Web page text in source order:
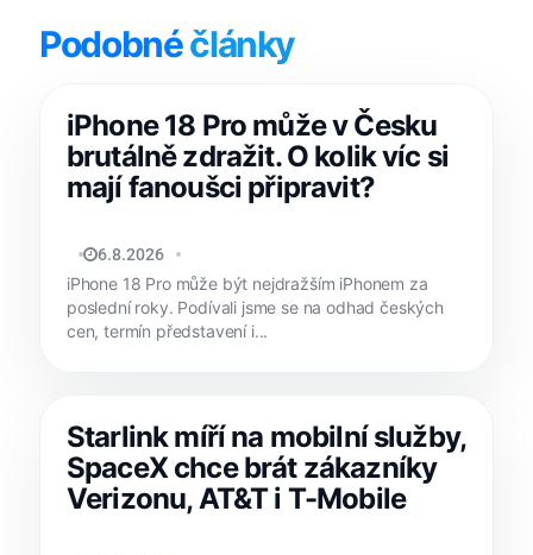
Podobnéčlánky
iPhone 18 Pro může v Česku
brutálně zdražit. O kolik víc si
mají fanoušci připravit?
MATYÁŠ KOZÁK
6.8.2026
iPhone 18 Pro může být nejdražším iPhonem za
poslední roky. Podívali jsme se na odhad českých
cen, termín představení i...
Starlink míří na mobilní služby,
SpaceX chce brát zákazníky
Verizonu, AT&T i T-Mobile